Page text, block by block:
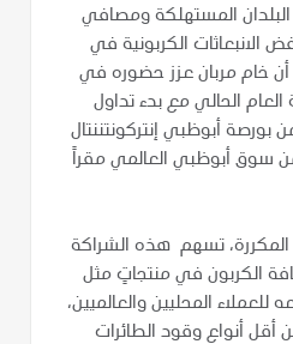
المستهلكة ومصافي
الانبعاثات الكربونية في
أن خام مربان عزز حضوره في
العام الحالي مع بدء تداول
بورصة أبوظبي إنتركونتننتال
سوق أبوظبي العالمي مقراً
تسهم هذه الشراكة
الكربون في منتجاتٍ مثل
للعملاء المحليين والعالميين،
أقل أنواع وقود الطائرات